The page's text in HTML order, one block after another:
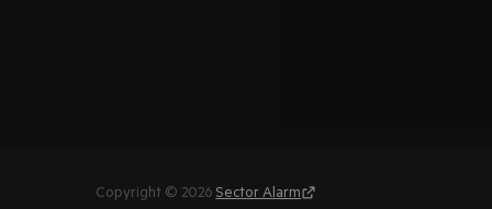
Copyright © 2026Sector Alarm